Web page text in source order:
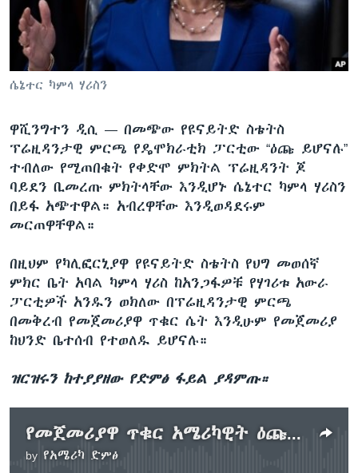
ቋንቋዎች
ሴኔተር ካምላ ሃሪስን
ዋሺንግተን ዲሲ — በመጭው የዩናይትድ ስቴትስ
ፕሬዚዳንታዊ ምርጫ የዴሞክራቲክ ፓርቲው “ዕጩ ይሆናሉ”
ተብለው የሚጠበቁት የቀድሞ ምክትል ፕሬዚዳንት ጆ
ባይደን ቢመረጡ ምክትላቸው እንዲሆኑ ሴኔተር ካምላ ሃሪስን
በይፋ አጭተዋል። አብረዋቸው እንዲወዳደሩም
መርጠዋቸዋል።
በዚህም የካሊፎርኒያዋ የዩናይትድ ስቴትስ የህግ መወሰኛ
ምክር ቤት አባል ካምላ ሃሪስ ከአንጋፋዎቹ የሃገሪቱ አውራ
ፓርቲዎች አንዱን ወክለው በፕሬዚዳንታዊ ምርጫ
በመቅረብ የመጀመሪያዋ ጥቁር ሴት እንዲሁም የመጀመሪያ
ከህንድ ቤተሰብ የተወለዱ ይሆናሉ።
ዝርዝሩን ከተያያዘው የድምፅ ፋይል ያዳምጡ።
የመጀመሪያዋ ጥቁር አሜሪካዊት ዕጩ ምክትል ፕሬዚዳንት
by የአሜሪካ ድምፅ
No media source currently available